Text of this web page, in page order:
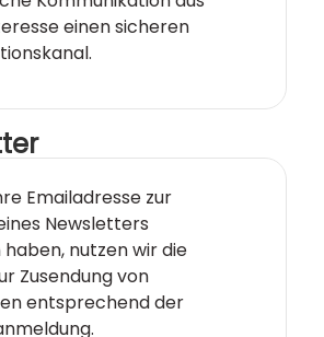
einen sicheren
Emailadresse zur
Newsletters
nutzen wir die
Zusendung von
entsprechend der